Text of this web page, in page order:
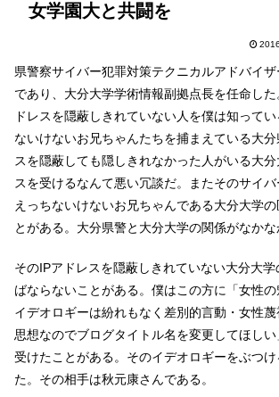
女学園大と共闘を
県警察サイバー犯罪対策テクニカルアドバイ
であり、大分大学学術情報副拠点長を任命し
ドレスを隠蔽しきれていない人を僕は知って
ないけないお兄ちゃんたちを捕まえている大
スを隠蔽しても隠しきれなかった人がいる大
スを受けるなんて悪い冗談だ。またそのサイバ
えっちないけないお兄ちゃんである大分大学
とがある。大分県警と大分大学の関係がなかな
そのIPアドレスを隠蔽しきれていない大分大
ばならないことがある。僕はこの方に「女性
イデオロギーは紛れもなく差別的言動・女性
思想なのでブログタイトル名を変更してほし
受けたことがある。そのイデオロギーをぶつ
た。その相手は秋元康さんである。